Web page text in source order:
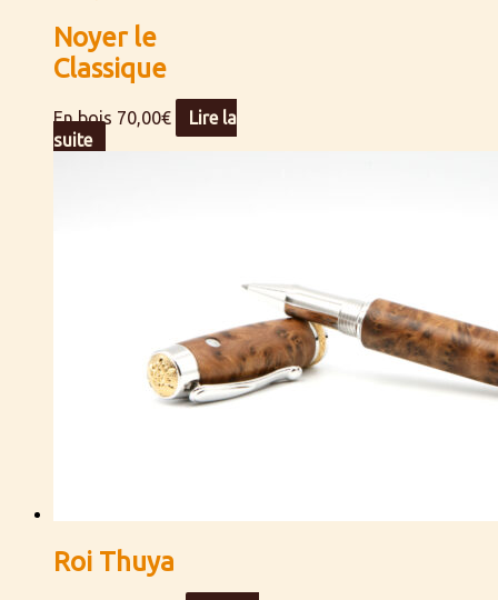
Noyer le
Classique
En bois 70,00€
Lire la
suite
Roi Thuya